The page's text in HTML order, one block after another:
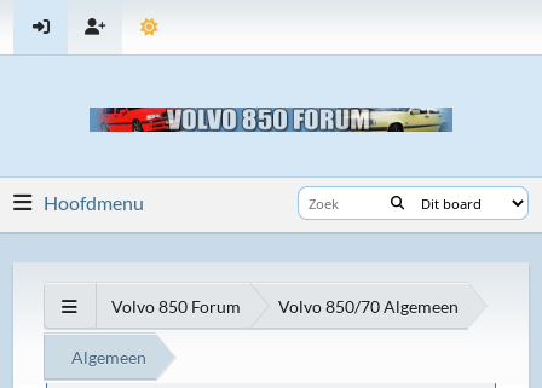
Hoofdmenu
Volvo 850 Forum Volvo 850/70 Algemeen
Algemeen